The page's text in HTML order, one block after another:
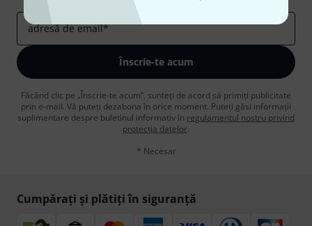
adresă de email*
Înscrie-te acum
Făcând clic pe „Înscrie-te acum”, sunteți de acord să primiți publicitate
prin e-mail. Vă puteți dezabona în orice moment. Puteți găsi informații
suplimentare despre buletinul informativ în regulamentul nostru privind
protecția datelor.
* Necesar
Cumpărați și plătiți în siguranță